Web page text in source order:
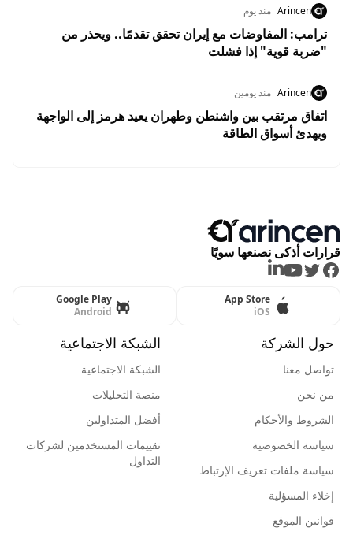
Arincen منذ يوم
ترامب: المفاوضات مع إيران تحقق تقدمًا.. ويحذر من
"ضربة قوية" إذا فشلت
Arincen منذ يومين
اتفاق مرتقب بين واشنطن وطهران يعيد هرمز إلى الواجهة
ويهدئ أسواق الطاقة
قرارات أذكى نصنعها سويًا
Facebook
Twitter
Youtube
LinkedIn
App Store
iOS
Google Play
Android
حول الشركة
تواصل معنا
من نحن
الشروط والأحكام
سياسة الخصوصية
سياسة ملفات تعريف الإرتباط
إخلاء المسؤلية
قوانين الموقع
الشبكة الاجتماعية
الشبكة الاجتماعية
منصة التحليلات
أفضل المتداولين
تقييمات المستخدمين لشركات
التداول